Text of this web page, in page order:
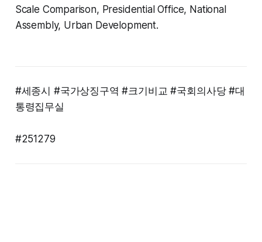
Scale Comparison, Presidential Office, National
Assembly, Urban Development.
#세종시 #국가상징구역 #크기비교 #국회의사당 #대
통령집무실
#251279